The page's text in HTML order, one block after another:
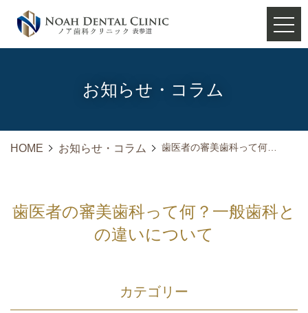
お知らせ・コラム
HOME お知らせ・コラム
歯医者の審美歯科って何？一般歯科と
の違いについて
カテゴリー